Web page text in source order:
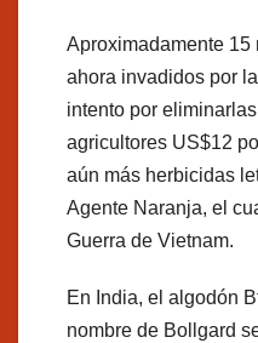
Aproximadamente 15
ahora invadidos por
intento por
agricultores US$12
aún más herbicidas
Agente Naranja, el
Guerra de Vietnam.
En India, el algodón
nombre de Bollgard